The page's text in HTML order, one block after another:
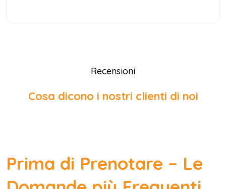
Recensioni
Cosa dicono i nostri clienti di noi
Prima di Prenotare – Le